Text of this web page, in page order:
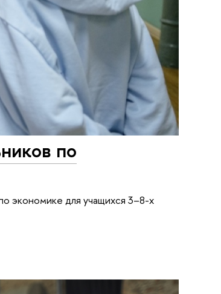
по
экономике для учащихся 3–8-х